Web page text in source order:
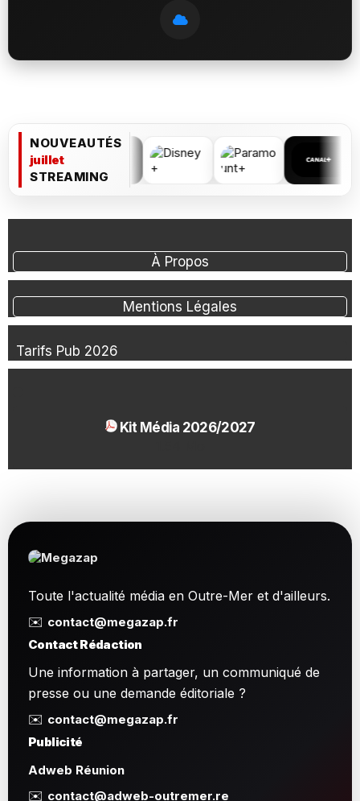
NOUVEAUTÉS
juillet
STREAMING
À Propos
Mentions Légales
Tarifs Pub 2026
Kit Média 2026/2027
Toute l'actualité média en Outre-Mer et d'ailleurs.
✉️ contact@megazap.fr
Contact Rédaction
Une information à partager, un communiqué de
presse ou une demande éditoriale ?
✉️ contact@megazap.fr
Publicité
Adweb Réunion
✉️ contact@adweb-outremer.re